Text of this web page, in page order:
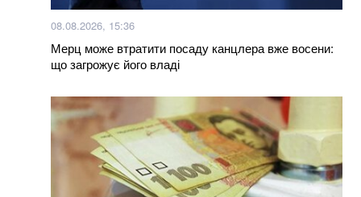
100% фальсифікат: у Тернополі продають масло з
заводу, який давно перетворився на руїни
08.08.2026, 15:36
Мерц може втратити посаду канцлера вже восени:
що загрожує його владі